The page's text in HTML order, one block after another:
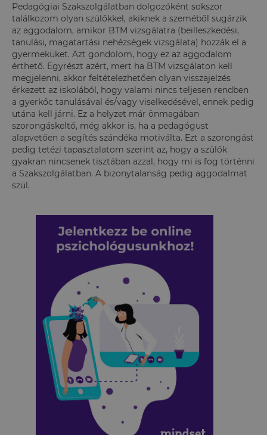
Pedagógiai Szakszolgálatban dolgozóként sokszor
találkozom olyan szülőkkel, akiknek a szeméből sugárzik
az aggodalom, amikor BTM vizsgálatra (beilleszkedési,
tanulási, magatartási nehézségek vizsgálata) hozzák el a
gyermeküket. Azt gondolom, hogy ez az aggodalom
érthető. Egyrészt azért, mert ha BTM vizsgálaton kell
megjelenni, akkor feltételezhetően olyan visszajelzés
érkezett az iskolából, hogy valami nincs teljesen rendben
a gyerkőc tanulásával és/vagy viselkedésével, ennek pedig
utána kell járni. Ez a helyzet már önmagában
szorongáskeltő, még akkor is, ha a pedagógust
alapvetően a segítés szándéka motiválta. Ezt a szorongást
pedig tetézi tapasztalatom szerint az, hogy a szülők
gyakran nincsenek tisztában azzal, hogy mi is fog történni
a Szakszolgálatban. A bizonytalanság pedig aggodalmat
szül.